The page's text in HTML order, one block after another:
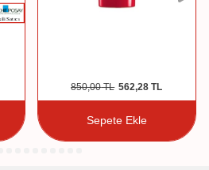
850,00TL 562,28 TL
Sepete Ekle